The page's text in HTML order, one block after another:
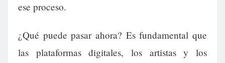
ese proceso.
¿Qué puede pasar ahora? Es fundamental que
las plataformas digitales, los artistas y los